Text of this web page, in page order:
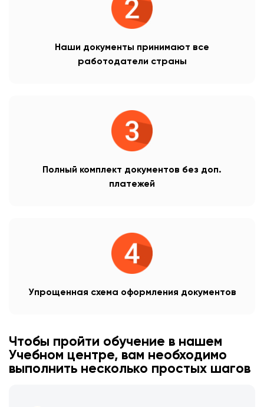
Наши документы принимают все
работодатели страны
Полный комплект документов без доп.
платежей
Упрощенная схема оформления документов
Чтобы пройти обучение в нашем
Учебном центре, вам необходимо
выполнить несколько простых шагов